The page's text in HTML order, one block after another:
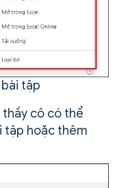
tập
cô có thể
tập hoặc thêm